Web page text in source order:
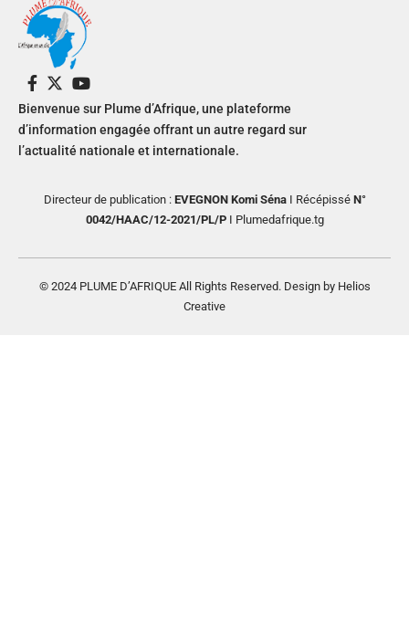
Bienvenue sur Plume d’Afrique, une plateforme
d’information engagée offrant un autre regard sur
l’actualité nationale et internationale.
Directeur de publication : EVEGNON Komi SénaI RécépisséN°
0042/HAAC/12-2021/PL/PI Plumedafrique.tg
© 2024 PLUME D’AFRIQUE All Rights Reserved. Design by Helios
Creative